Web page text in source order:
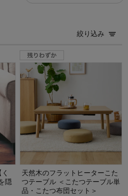
絞り込み
隠
天然木のフラットヒーターこた
つテーブル ＜こたつテーブル単
品・こたつ布団セット＞